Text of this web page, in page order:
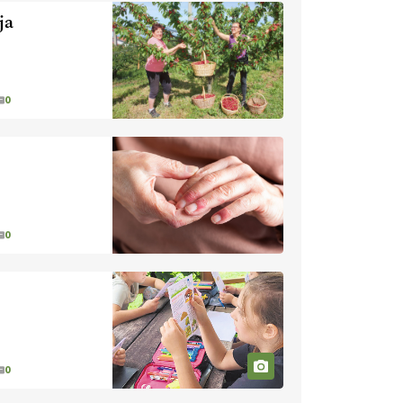
nevaren.
Varnost na kmetiji naj
bo vedno na prvem mestu.
https://t.co/RcsFHlxERk
#traktor #varnost #kmetijstvo
https://t.co/L4Er80AtXS
22.07.2026
[EKOloško = LOGIČNO ]
Za
uspešno ohranjanje travišč sta
ključna kmetijstvo
in predvsem
reja travojedih živali
. VEČ
https://t.co/YvDmY3UNng @EUAgri
#IMCAP #CAP
21.07.2026
[EKOloško = LOGIČNO
]
Pet-nat je vse bolj priljubljeno
naravno peneče vino, tudi v
Sloveniji.
VEČ
0
0
0